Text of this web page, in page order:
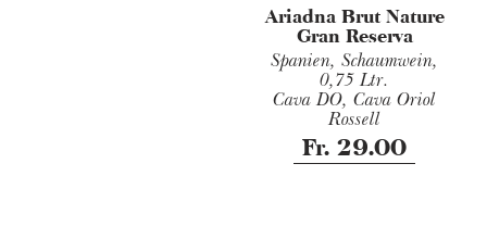
Ariadna Brut Nature
Gran Reserva
Spanien, Schaumwein,
0,75 Ltr.
Cava DO, Cava Oriol
Rossell
Fr. 29.00